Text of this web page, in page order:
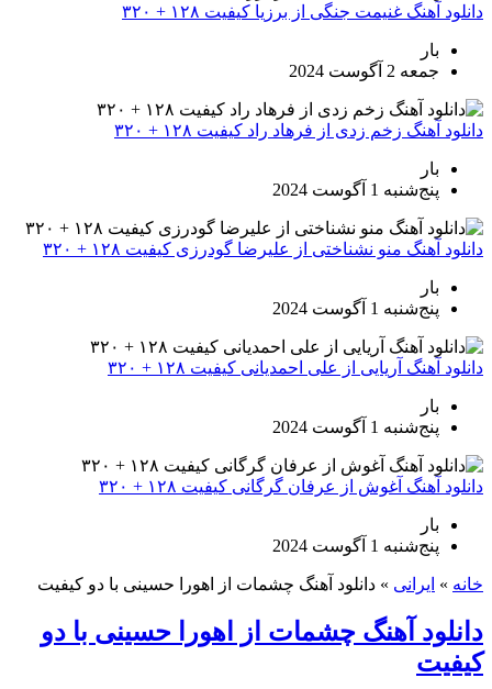
دانلود آهنگ غنیمت جنگی از برزیا کیفیت ۱۲۸ + ۳۲۰
بار
جمعه 2 آگوست 2024
دانلود آهنگ زخم زدی از فرهاد راد کیفیت ۱۲۸ + ۳۲۰
بار
پنج‌شنبه 1 آگوست 2024
دانلود آهنگ منو نشناختی از علیرضا گودرزی کیفیت ۱۲۸ + ۳۲۰
بار
پنج‌شنبه 1 آگوست 2024
دانلود آهنگ آریایی از علی احمدیانی کیفیت ۱۲۸ + ۳۲۰
بار
پنج‌شنبه 1 آگوست 2024
دانلود آهنگ آغوش از عرفان گرگانی کیفیت ۱۲۸ + ۳۲۰
بار
پنج‌شنبه 1 آگوست 2024
خانه » ایرانی » دانلود آهنگ چشمات از اهورا حسینی با دو کیفیت
دانلود آهنگ چشمات از اهورا حسینی با دو
کیفیت